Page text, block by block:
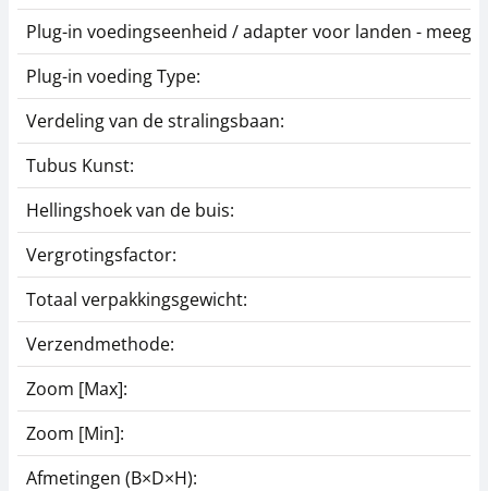
Plug-in voedingseenheid / adapter voor landen -
Plug-in voeding Type:
Verdeling van de stralingsbaan:
Tubus Kunst:
Hellingshoek van de buis:
Vergrotingsfactor:
Totaal verpakkingsgewicht:
Verzendmethode:
Zoom [Max]:
Zoom [Min]:
Afmetingen (B×D×H):